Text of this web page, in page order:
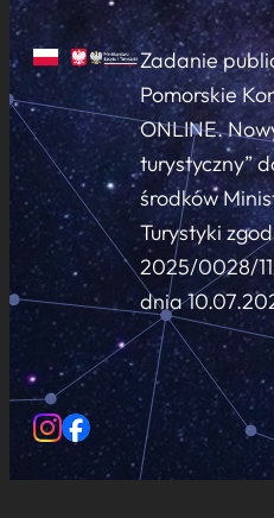
Zadanie
Pomorskie
ONLINE.
turystyczny”
środków
Turystyki
2025/0028/
dnia